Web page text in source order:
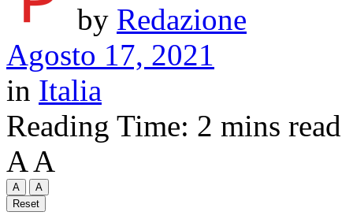
by Redazione
Agosto 17, 2021
in Italia
Reading Time: 2 mins read
A A
A
A
Reset